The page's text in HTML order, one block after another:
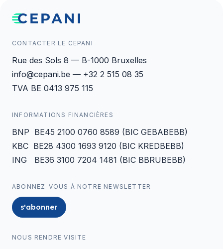
CONTACTER LE CEPANI
Rue des Sols 8 — B-1000 Bruxelles
info@cepani.be — +32 2 515 08 35
TVA BE 0413 975 115
INFORMATIONS FINANCIÈRES
BNP BE45 2100 0760 8589 (BIC GEBABEBB)
KBC BE28 4300 1693 9120 (BIC KREDBEBB)
ING BE36 3100 7204 1481 (BIC BBRUBEBB)
ABONNEZ-VOUS À NOTRE NEWSLETTER
s'abonner
NOUS RENDRE VISITE